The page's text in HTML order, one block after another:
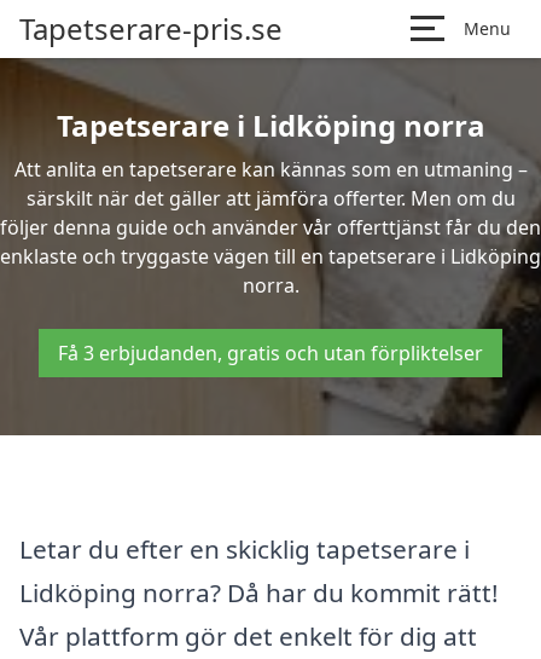
Tapetserare-pris.se Menu
Tapetserare i Lidköping norra
Att anlita en tapetserare kan kännas som en utmaning –
särskilt när det gäller att jämföra offerter. Men om du
följer denna guide och använder vår offerttjänst får du den
enklaste och tryggaste vägen till en tapetserare i Lidköping
norra.
Få 3 erbjudanden, gratis och utan förpliktelser
Letar du efter en skicklig tapetserare i
Lidköping norra? Då har du kommit rätt!
Vår plattform gör det enkelt för dig att